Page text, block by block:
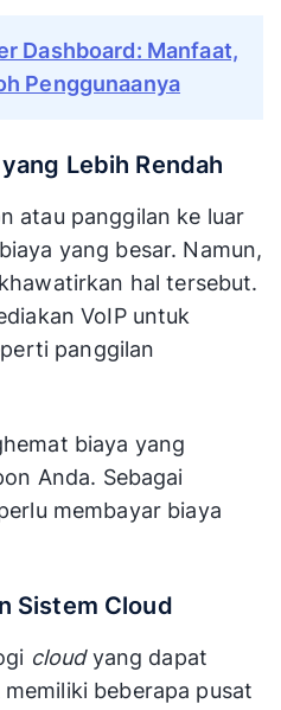
Dashboard: Manfaat,
Penggunaanya
Lebih Rendah
atau panggilan ke luar
yang besar. Namun,
hal tersebut.
VoIP untuk
panggilan
biaya yang
Anda. Sebagai
membayar biaya
Sistem Cloud
cloudyang dapat
beberapa pusat